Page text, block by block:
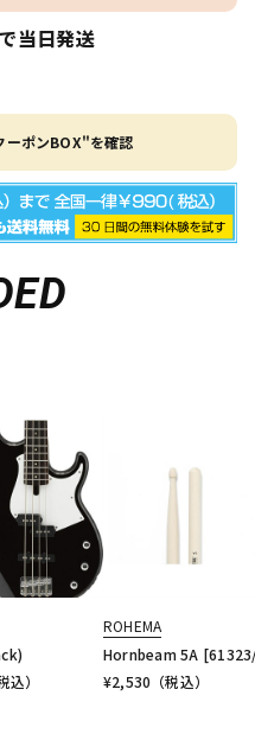
当日発送
ーポンBOX"を確認
込）
ROHEMA
Hornbeam 5A
¥2,530 （税込）